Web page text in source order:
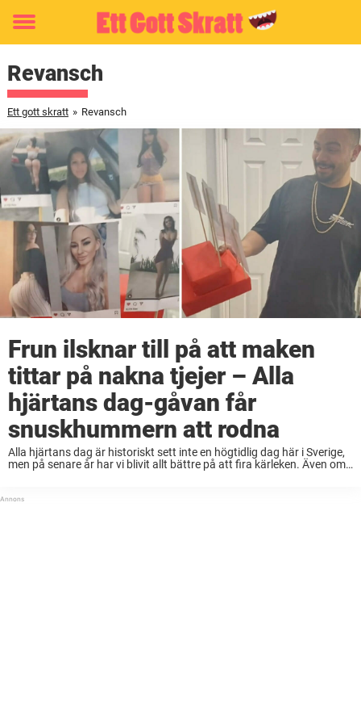
Toggle
Revansch
Ett gott skratt » Revansch
Frun ilsknar till på att maken
tittar på nakna tjejer – Alla
hjärtans dag-gåvan får
snuskhummern att rodna
Alla hjärtans dag är historiskt sett inte en högtidlig dag här i Sverige,
men på senare år har vi blivit allt bättre på att fira kärleken. Även om